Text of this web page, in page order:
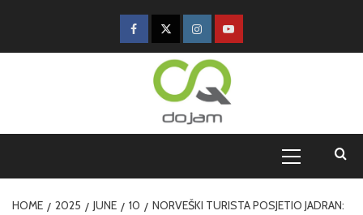
HOME 2025 JUNE 10
NORVEŠKI TURISTA POSJETIO JADRAN: